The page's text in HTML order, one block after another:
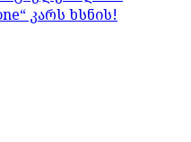
კარს ხსნის!